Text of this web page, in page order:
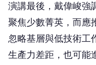
演講最後，戴偉峻強
聚焦少數菁英，而應
忽略基層與低技術工
生產力差距，也可能